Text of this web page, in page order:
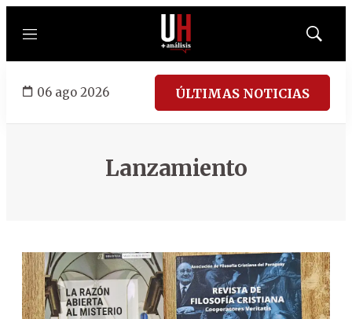
Menú
Mostrar
06 ago 2026 ÚLTIMAS NOTICIAS
Lanzamiento